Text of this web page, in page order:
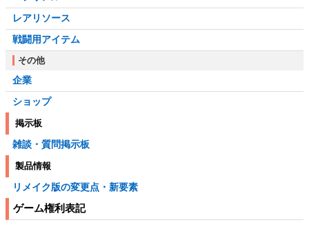
レアリソース
戦闘用アイテム
その他
企業
ショップ
掲示板
雑談・質問掲示板
製品情報
リメイク版の変更点・新要素
ゲーム権利表記